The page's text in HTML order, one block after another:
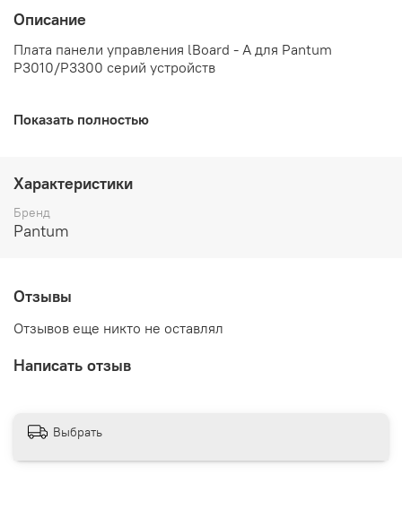
Описание
Плата панели управления lBoard - A для Pantum
P3010/P3300 серий устройств
Показать полностью
Характеристики
Бренд
Pantum
Отзывы
Отзывов еще никто не оставлял
Написать отзыв
Выбрать